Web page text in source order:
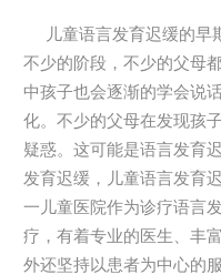
儿童语言发育迟缓的早
不少的阶段，不少的父母
中孩子也会逐渐的学会说
化。不少的父母在发现孩
疑惑。这可能是语言发育
发育迟缓，儿童语言发育
一儿童医院作为诊疗语言
疗，有着专业的医生、丰
外还坚持以患者为中心的